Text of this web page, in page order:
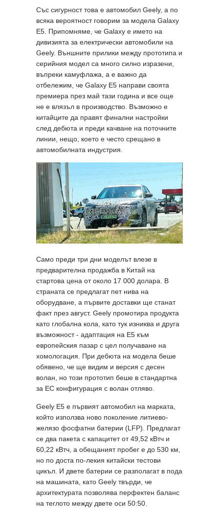
Със сигурност това е автомобил Geely, а по
всяка вероятност говорим за модела Galaxy
E5. Припомняме, че Galaxy e името на
дивизията за електрически автомобили на
Geely. Външните прилики между прототипа и
серийния модел са много силно изразени,
въпреки камуфлажа, а е важно да
отбележим, че Galaxy E5 направи своята
премиера през май тази година и все още
не е влязъл в производство. Възможно е
китайците да правят финални настройки
след дебюта и преди качване на поточните
линии, нещо, което е често срещано в
автомобилната индустрия.
Само преди три дни моделът влезе в
предварителна продажба в Китай на
стартова цена от около 17 000 долара. В
страната се предлагат пет нива на
оборудване, а първите доставки ще станат
факт през август. Geely промотира продукта
като глобална кола, като тук изниква и друга
възможност - адаптация на Е5 към
европейския пазар с цел получаване на
хомологация. При дебюта на модела беше
обявено, че ще видим и версия с десен
волан, но този прототип беше в стандартна
за ЕС конфигурация с волан отляво.
Geely E5 е първият автомобил на марката,
който използва ново поколение литиево-
желязо фосфатни батерии (LFP). Предлагат
се два пакета с капацитет от 49,52 кВтч и
60,22 кВтч, а обещаният пробег е до 530 км,
но по доста по-лекия китайски тестови
цикъл. И двете батерии се разполагат в пода
на машината, като Geely твърди, че
архитектурата позволява перфектен баланс
на теглото между двете оси 50:50.